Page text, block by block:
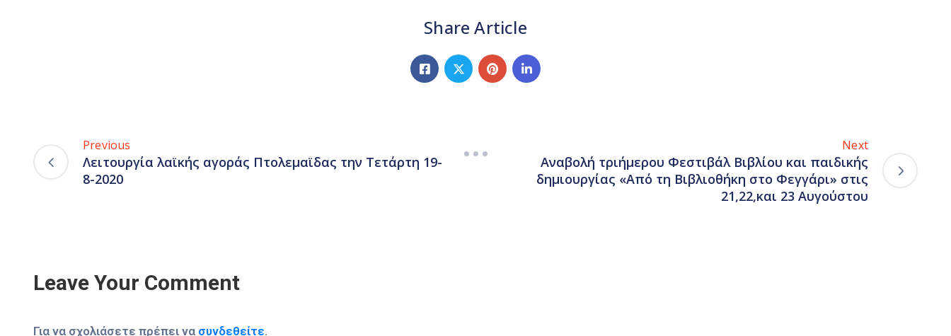
Share Article
Previous
Λειτουργία λαϊκής αγοράς Πτολεμαϊδας την Τετάρτη 19-
8-2020
Next
Αναβολή τριήμερου Φεστιβάλ Βιβλίου και παιδικής
δημιουργίας «Από τη Βιβλιοθήκη στο Φεγγάρι» στις
21,22,και 23 Αυγούστου
Leave Your Comment
Για να σχολιάσετε πρέπει να συνδεθείτε.